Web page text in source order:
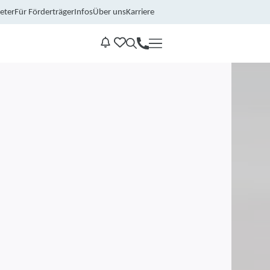
Für FörderträgerInfosÜber unsKarriere
Kontakt